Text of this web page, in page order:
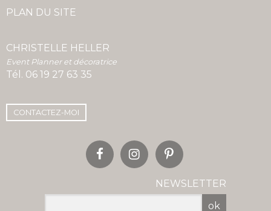
PLAN DU SITE
CHRISTELLE HELLER
Event Planner et décoratrice
Tél. 06 19 27 63 35
CONTACTEZ-MOI
NEWSLETTER
ok